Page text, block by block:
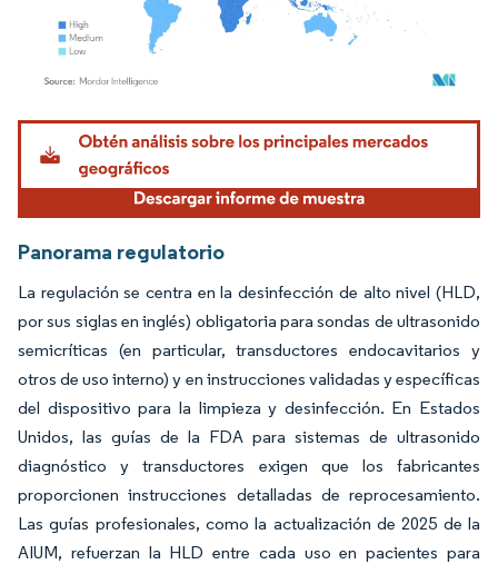
Imagen © Mordor Intelligence. El uso requiere atribución según CC BY 4.0.
Panorama regulatorio
La regulación se centra en la desinfección de alto nivel (HLD,
por sus siglas en inglés) obligatoria para sondas de ultrasonido
semicríticas (en particular, transductores endocavitarios y
otros de uso interno) y en instrucciones validadas y específicas
del dispositivo para la limpieza y desinfección. En Estados
Unidos, las guías de la FDA para sistemas de ultrasonido
diagnóstico y transductores exigen que los fabricantes
proporcionen instrucciones detalladas de reprocesamiento.
Las guías profesionales, como la actualización de 2025 de la
AIUM, refuerzan la HLD entre cada uso en pacientes para